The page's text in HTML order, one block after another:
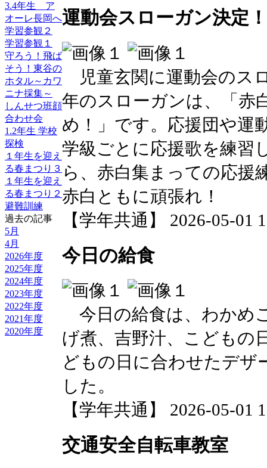
3.4年生 ア
オーレ長岡へ
学習参観２
学習参観１
守ろう！飛ば
そう！東谷の
ホタル～カワ
ニナ採集～
しんせつ班顔
合わせ会
1.2年生 学校
探検
１年生を迎え
る春まつり３
１年生を迎え
る春まつり２
避難訓練
過去の記事
5月
4月
2026年度
2025年度
2024年度
2023年度
2022年度
2021年度
2020年度
運動会スローガン決定！
児童玄関に運動会のス
年のスローガンは、「赤
め！」です。応援団や運
学級ごとに応援歌を練習
ら、赤白集まっての応援
赤白ともに頑張れ！
【学年共通】 2026-05-01
今日の給食
今日の給食は、わかめ
げ煮、吉野汁、こどもの
どもの日に合わせたデザ
した。
【学年共通】 2026-05-01
交通安全自転車教室